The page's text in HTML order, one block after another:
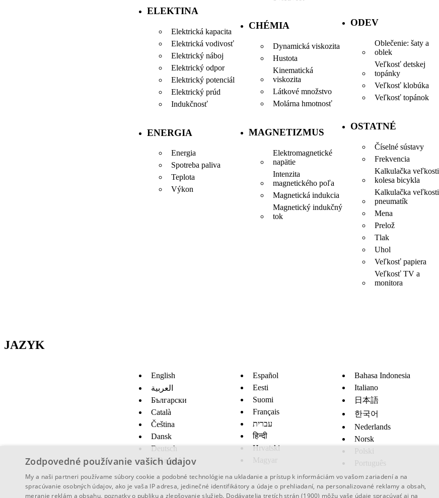
ELEKTINA
Elektrická kapacita
Elektrická vodivosť
Elektrický náboj
Elektrický odpor
Elektrický potenciál
Elektrický prúd
Indukčnosť
ENERGIA
Energia
Spotreba paliva
Teplota
Výkon
CHÉMIA
Dynamická viskozita
Hustota
Kinematická
viskozita
Látkové množstvo
Molárna hmotnosť
MAGNETIZMUS
Elektromagnetické
napätie
Intenzita
magnetického poľa
Magnetická indukcia
Magnetický indukčný
tok
ODEV
Oblečenie: šaty a
oblek
Veľkosť detskej
topánky
Veľkosť klobúka
Veľkosť topánok
OSTATNÉ
Číselné sústavy
Frekvencia
Kalkulačka veľkosti
kolesa bicykla
Kalkulačka veľkosti
pneumatík
Mena
Prelož
Tlak
Uhol
Veľkosť papiera
Veľkosť TV a
monitora
JAZYK
English
العربية
Български
Català
Čeština
Dansk
Deutsch
Ελληνικά
Español
Eesti
Suomi
Français
עברית
हिन्दी
Hrvatski
Magyar
Bahasa Indonesia
Italiano
日本語
한국어
Nederlands
Norsk
Polski
Português
Zodpovedné používanie vašich údajov
My a naši partneri používame súbory cookie a podobné technológie na ukladanie a prístup k informáciám vo vašom zariadení a na
spracúvanie osobných údajov, ako je vaša IP adresa, jedinečné identifikátory a údaje o prehliadaní, na personalizované reklamy a obsah,
meranie reklám a obsahu, poznatky o publiku a zlepšovanie služieb. Dodávatelia tretích strán (1900) môžu vaše údaje spracúvať aj na